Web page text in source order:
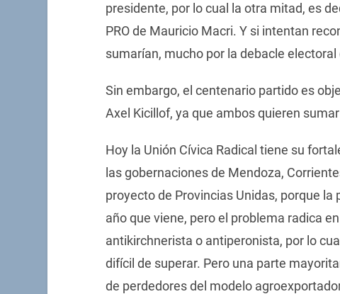
presidente, por lo cual la otra mitad, es
PRO de Mauricio Macri. Y si intentan
sumarían, mucho por la debacle electoral
Sin embargo, el centenario partido es
Axel Kicillof, ya que ambos quieren
Hoy la Unión Cívica Radical tiene su
las gobernaciones de Mendoza,
proyecto de Provincias Unidas, porque
año que viene, pero el problema radica
antikirchnerista o antiperonista, por lo
difícil de superar. Pero una parte
de perdedores del modelo